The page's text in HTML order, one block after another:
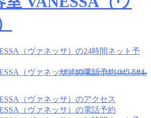
045-584-
※非通知設定からはつながりません